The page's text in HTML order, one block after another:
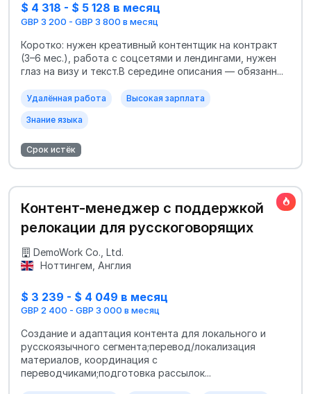
$ 4 318 - $ 5 128 в месяц
GBP 3 200 - GBP 3 800 в месяц
Коротко: нужен креативный контентщик на контракт
(3–6 мес.), работа с соцсетями и лендингами, нужен
глаз на визу и текст.В середине описания — обязанн...
Удалённая работа Высокая зарплата
Знание языка
Срок истёк
Контент-менеджер с поддержкой
релокации для русскоговорящих
DemoWork Co., Ltd.
Ноттингем, Англия
$ 3 239 - $ 4 049 в месяц
GBP 2 400 - GBP 3 000 в месяц
Создание и адаптация контента для локального и
русскоязычного сегмента;перевод/локализация
материалов, координация с
переводчиками;подготовка рассылок...